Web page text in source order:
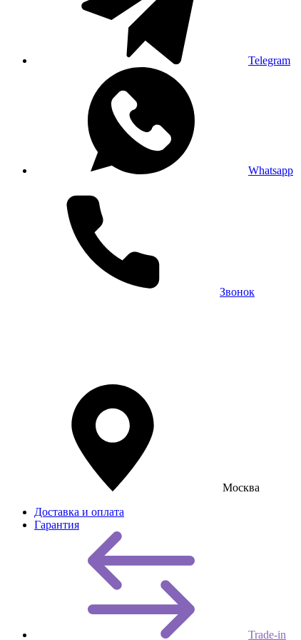
Telegram
Whatsapp
Звонок
Москва
Доставка и оплата
Гарантия
Trade-in